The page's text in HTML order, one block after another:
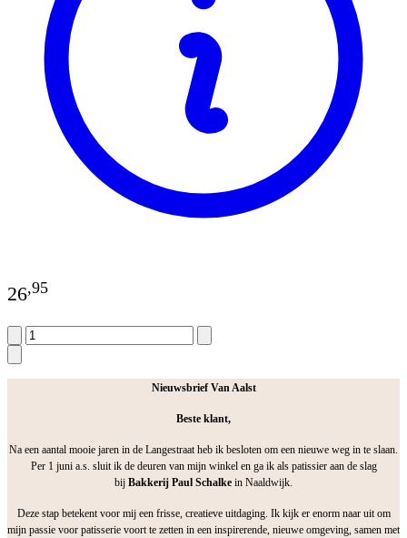
26,95
Nieuwsbrief Van Aalst
Beste klant,
Na een aantal mooie jaren in de Langestraat heb ik besloten om een nieuwe weg in te slaan.
Per 1 juni a.s. sluit ik de deuren van mijn winkel en ga ik als patissier aan de slag
bij Bakkerij Paul Schalke in Naaldwijk.
Deze stap betekent voor mij een frisse, creatieve uitdaging. Ik kijk er enorm naar uit om
mijn passie voor patisserie voort te zetten in een inspirerende, nieuwe omgeving, samen met